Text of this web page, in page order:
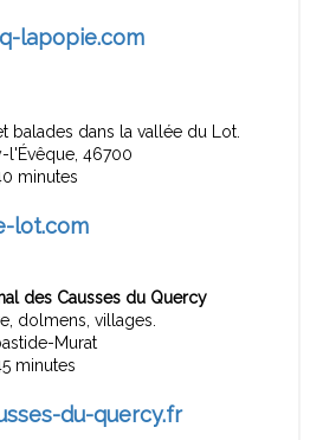
lapopie.com
balades dans la vallée du Lot.
l'Évêque, 46700
minutes
lot.com
des Causses du Quercy
dolmens, villages.
Murat
minutes
du-quercy.fr